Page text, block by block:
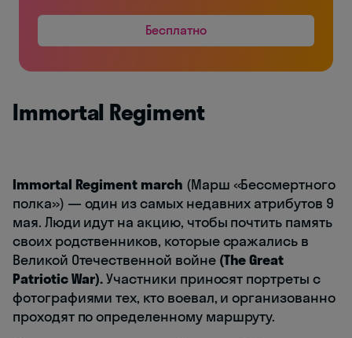
Бесплатно
Immortal Regiment
Immortal Regiment march (Марш «Бессмертного
полка») — один из самых недавних атрибутов 9
мая. Люди идут на акцию, чтобы почтить память
своих родственников, которые сражались в
Великой Отечественной войне (The Great
Patriotic War).Участники приносят портреты с
фотографиями тех, кто воевал, и организованно
проходят по определенному маршруту.